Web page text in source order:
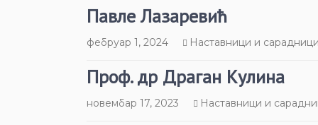
Павле Лазаревић
фебруар 1, 2024 Наставници и сарадници
Проф. др Драган Кулина
новембар 17, 2023 Наставници и